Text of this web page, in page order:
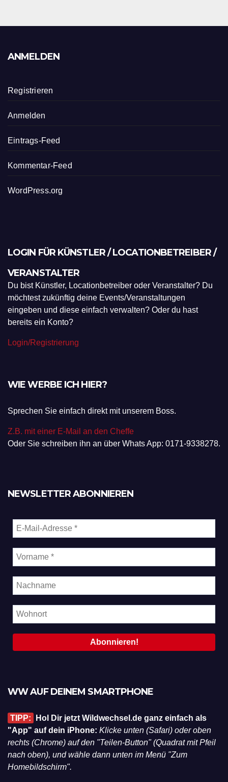
ANMELDEN
Registrieren
Anmelden
Eintrags-Feed
Kommentar-Feed
WordPress.org
LOGIN FÜR KÜNSTLER / LOCATIONBETREIBER /
VERANSTALTER
Du bist Künstler, Locationbetreiber oder Veranstalter? Du
möchtest zukünftig deine Events/Veranstaltungen
eingeben und diese einfach verwalten? Oder du hast
bereits ein Konto?
Login/Registrierung
WIE WERBE ICH HIER?
Sprechen Sie einfach direkt mit unserem Boss.
Z.B. mit einer E-Mail an den Cheffe
Oder Sie schreiben ihn an über Whats App: 0171-9338278.
NEWSLETTER ABONNIEREN
WW AUF DEINEM SMARTPHONE
TIPP:
Hol Dir jetzt Wildwechsel.de ganz einfach als
"App" auf dein iPhone: Klicke unten (Safari) oder oben
rechts (Chrome) auf den "Teilen-Button" (Quadrat mit Pfeil
nach oben), und wähle dann unten im Menü "Zum
Homebildschirm".